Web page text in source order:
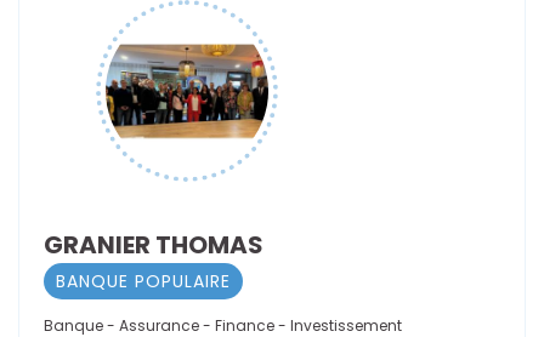
GRANIER THOMAS
BANQUE POPULAIRE
Banque - Assurance - Finance - Investissement